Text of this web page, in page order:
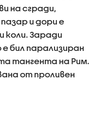
на сгради,
и дори е
коли. Заради
бил парализиран
тангента на Рим.
от проливен